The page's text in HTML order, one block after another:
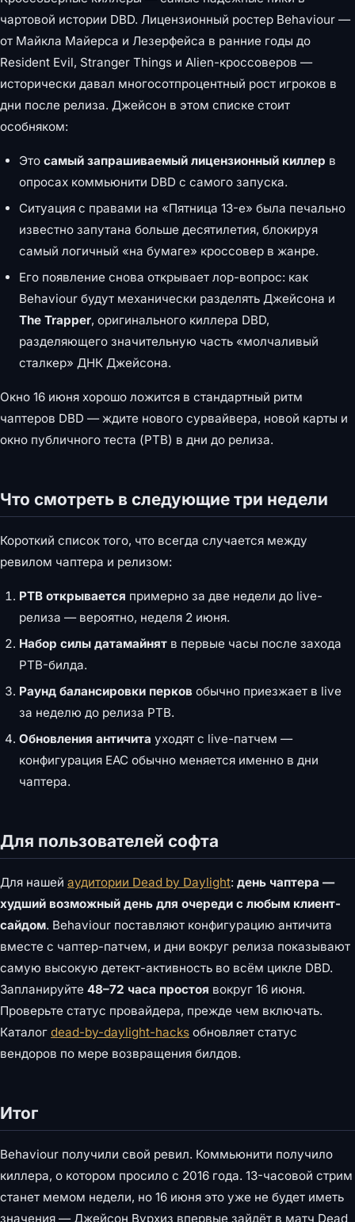
чартовой истории DBD. Лицензионный ростер Behaviour —
от Майкла Майерса и Лезерфейса в ранние годы до
Resident Evil, Stranger Things и Alien-кроссоверов —
исторически давал многосотпроцентный рост игроков в
дни после релиза. Джейсон в этом списке стоит
особняком:
Это самый запрашиваемый лицензионный киллер в
опросах коммьюнити DBD с самого запуска.
Ситуация с правами на «Пятница 13-е» была печально
известно запутана больше десятилетия, блокируя
самый логичный «на бумаге» кроссовер в жанре.
Его появление снова открывает лор-вопрос: как
Behaviour будут механически разделять Джейсона и
The Trapper, оригинального киллера DBD,
разделяющего значительную часть «молчаливый
сталкер» ДНК Джейсона.
Окно 16 июня хорошо ложится в стандартный ритм
чаптеров DBD — ждите нового сурвайвера, новой карты и
окно публичного теста (PTB) в дни до релиза.
Что смотреть в следующие три недели
Короткий список того, что всегда случается между
ревилом чаптера и релизом:
PTB открывается примерно за две недели до live-
релиза — вероятно, неделя 2 июня.
Набор силы датамайнят в первые часы после захода
PTB-билда.
Раунд балансировки перков обычно приезжает в live
за неделю до релиза PTB.
Обновления античита уходят с live-патчем —
конфигурация EAC обычно меняется именно в дни
чаптера.
Для пользователей софта
Для нашей аудитории Dead by Daylight: день чаптера —
худший возможный день для очереди с любым клиент-
сайдом. Behaviour поставляют конфигурацию античита
вместе с чаптер-патчем, и дни вокруг релиза показывают
самую высокую детект-активность во всём цикле DBD.
Запланируйте 48–72 часа простоя вокруг 16 июня.
Проверьте статус провайдера, прежде чем включать.
Каталог dead-by-daylight-hacks обновляет статус
вендоров по мере возвращения билдов.
Итог
Behaviour получили свой ревил. Коммьюнити получило
киллера, о котором просило с 2016 года. 13-часовой стрим
станет мемом недели, но 16 июня это уже не будет иметь
значения — Джейсон Вурхиз впервые зайдёт в матч Dead